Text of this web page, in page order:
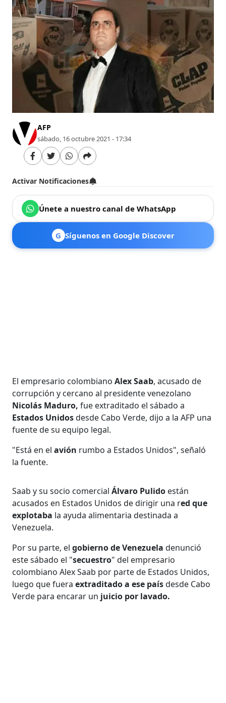
AFP
sábado, 16 octubre 2021 - 17:34
Activar Notificaciones
Únete a nuestro canal de WhatsApp
G Síguenos en Google Discover
El empresario colombiano Alex Saab, acusado de
corrupción y cercano al presidente venezolano
Nicolás Maduro, fue extraditado el sábado a
Estados Unidosdesde Cabo Verde, dijo a la AFP una
fuente de su equipo legal.
"Está en elavión rumbo a Estados Unidos", señaló
la fuente.
Saab y su socio comercialÁlvaro Pulido están
acusados en Estados Unidos de dirigir una red que
explotaba la ayuda alimentaria destinada a
Venezuela.
Por su parte, elgobierno de Venezueladenunció
este sábado el "secuestro" del empresario
colombiano Alex Saab por parte de Estados Unidos,
luego que fueraextraditado a ese paísdesde Cabo
Verde para encarar un juicio por lavado.